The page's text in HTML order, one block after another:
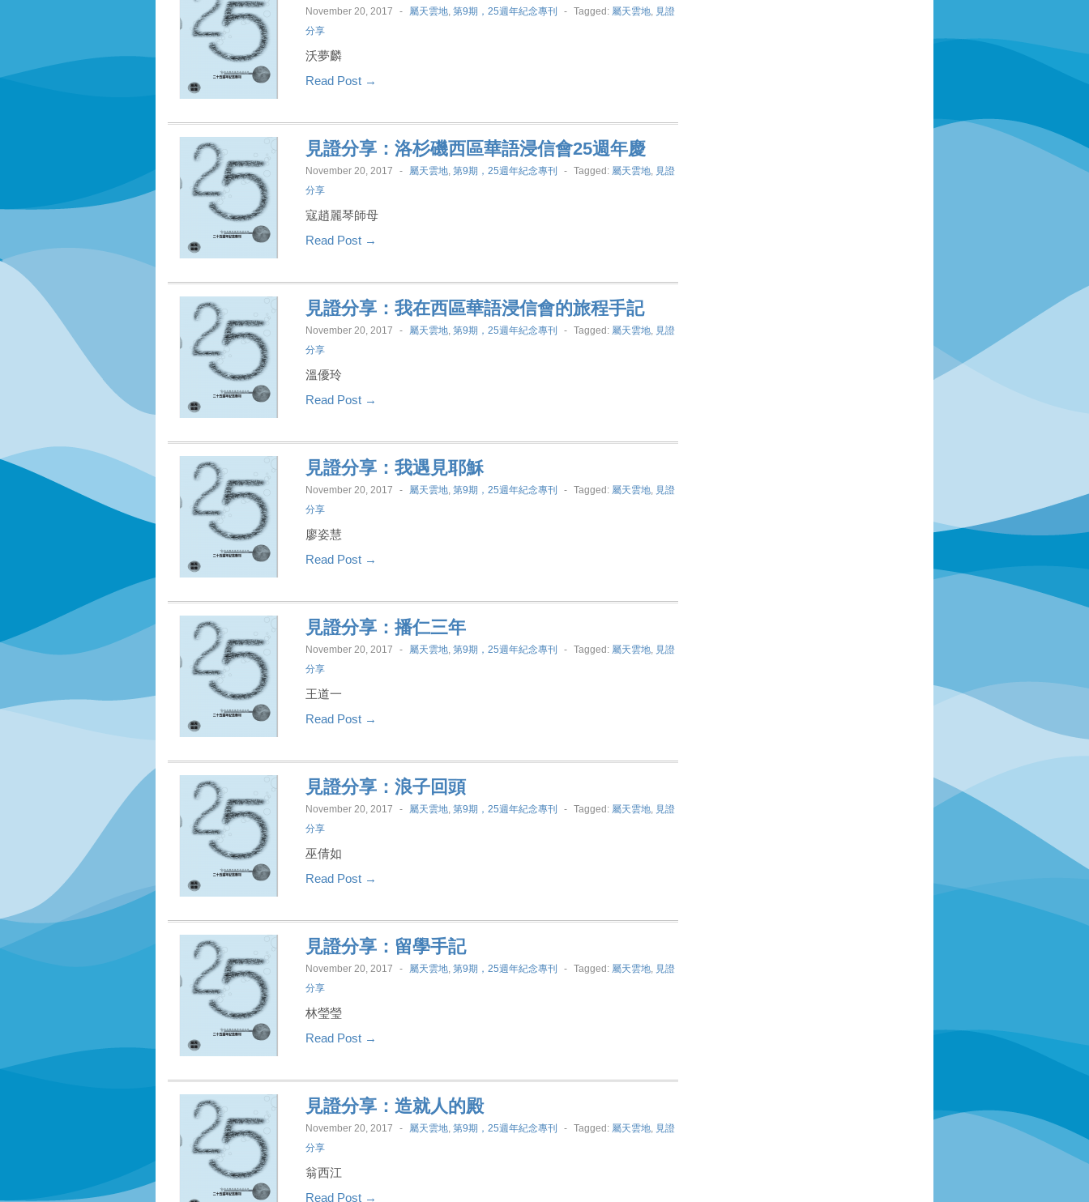
November 20, 2017 - 屬天雲地 第9期，25週年紀念專刊 - Tagged: 屬天雲地 見證
分享
沃夢麟
Read Post →
見證分享：洛杉磯西區華語浸信會25週年慶
November 20, 2017 - 屬天雲地 第9期，25週年紀念專刊 - Tagged: 屬天雲地 見證
分享
寇趙麗琴師母
Read Post →
見證分享：我在西區華語浸信會的旅程手記
November 20, 2017 - 屬天雲地 第9期，25週年紀念專刊 - Tagged: 屬天雲地 見證
分享
溫優玲
Read Post →
見證分享：我遇見耶穌
November 20, 2017 - 屬天雲地 第9期，25週年紀念專刊 - Tagged: 屬天雲地 見證
分享
廖姿慧
Read Post →
見證分享：播仁三年
November 20, 2017 - 屬天雲地 第9期，25週年紀念專刊 - Tagged: 屬天雲地 見證
分享
王道一
Read Post →
見證分享：浪子回頭
November 20, 2017 - 屬天雲地 第9期，25週年紀念專刊 - Tagged: 屬天雲地 見證
分享
巫倩如
Read Post →
見證分享：留學手記
November 20, 2017 - 屬天雲地 第9期，25週年紀念專刊 - Tagged: 屬天雲地 見證
分享
林瑩瑩
Read Post →
見證分享：造就人的殿
November 20, 2017 - 屬天雲地 第9期，25週年紀念專刊 - Tagged: 屬天雲地 見證
分享
翁西江
Read Post →